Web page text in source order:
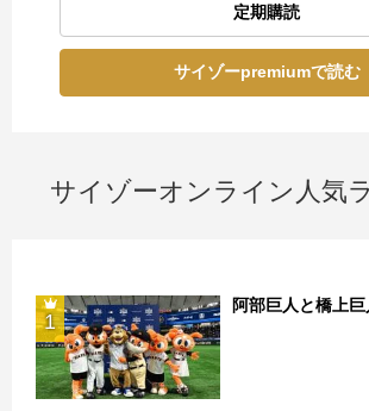
定期購読
サイゾーpremiumで読む
サイゾーオンライン人気
1
阿部巨人と橋上